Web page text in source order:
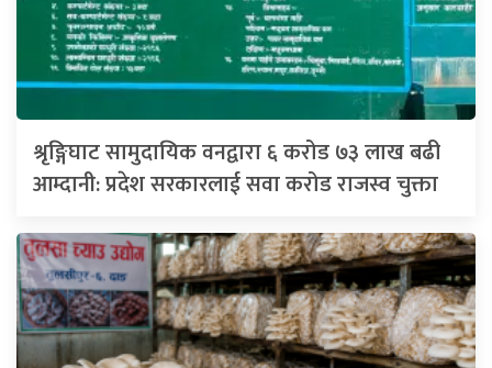
श्रृङ्गिघाट सामुदायिक वनद्वारा ६ करोड ७३ लाख बढी
आम्दानी: प्रदेश सरकारलाई सवा करोड राजस्व चुक्ता